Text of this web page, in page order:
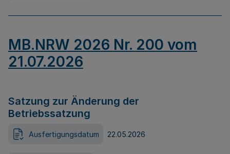
MB.NRW 2026 Nr. 200 vom
21.07.2026
Satzung zur Änderung der
Betriebssatzung
Ausfertigungsdatum 22.05.2026